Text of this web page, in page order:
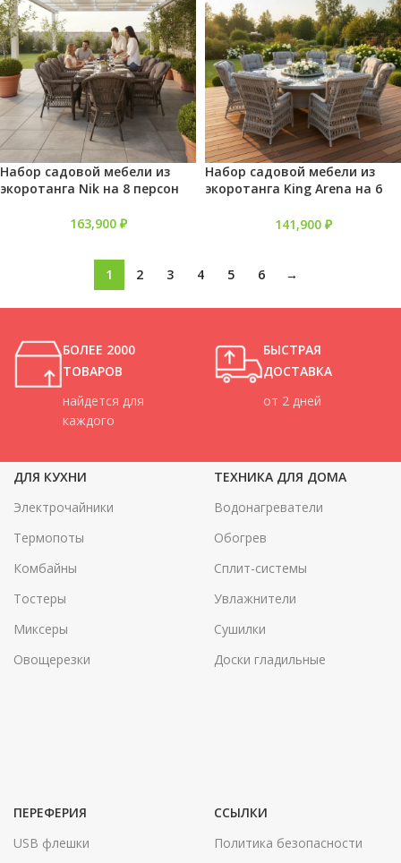
Набор садовой мебели из
экоротанга Nik на 8 персон
163,900 ₽
Набор садовой мебели из
экоротанга King Arena на 6
141,900 ₽
1 2 3 4 5 6 →
БОЛЕЕ 2000
ТОВАРОВ
найдется для
каждого
БЫСТРАЯ
ДОСТАВКА
от 2 дней
ДЛЯ КУХНИ
Электрочайники
Термопоты
Комбайны
Тостеры
Миксеры
Овощерезки
ТЕХНИКА ДЛЯ ДОМА
Водонагреватели
Обогрев
Сплит-системы
Увлажнители
Сушилки
Доски гладильные
ПЕРЕФЕРИЯ
USB флешки
ССЫЛКИ
Политика безопасности